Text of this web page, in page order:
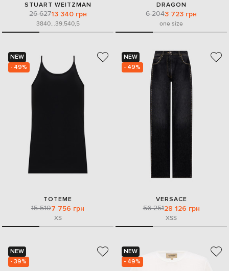
STUART WEITZMAN
26 62713 340 грн
3840...39,540,5
DRAGON
6 2043 723 грн
one size
NEW
- 49%
TOTEME
15 5107 756 грн
XS
NEW
- 49%
VERSACE
56 25128 126 грн
XSS
NEW
- 39%
NEW
- 49%